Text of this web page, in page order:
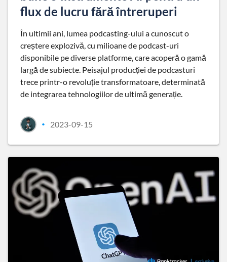
flux de lucru fără întreruperi
În ultimii ani, lumea podcasting-ului a cunoscut o
creștere explozivă, cu milioane de podcast-uri
disponibile pe diverse platforme, care acoperă o gamă
largă de subiecte. Peisajul producției de podcasturi
trece printr-o revoluție transformatoare, determinată
de integrarea tehnologiilor de ultimă generație.
• 2023-09-15